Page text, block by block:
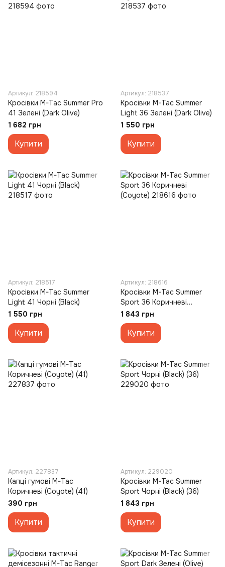
Артикул: 218594
Кросівки M-Tac Summer Pro
41 Зелені (Dark Olive)
1 682 грн
Купити
Артикул: 218537
Кросівки M-Tac Summer
Light 36 Зелені (Dark Olive)
1 550 грн
Купити
Артикул: 218517
Кросівки M-Tac Summer
Light 41 Чорні (Black)
1 550 грн
Купити
Артикул: 218616
Кросівки M-Tac Summer
Sport 36 Коричневі
(Coyote)
1 843 грн
Купити
Артикул: 227837
Капці гумові M-Tac
Коричневі (Coyote) (41)
390 грн
Купити
Артикул: 229020
Кросівки M-Tac Summer
Sport Чорні (Black) (36)
1 843 грн
Купити